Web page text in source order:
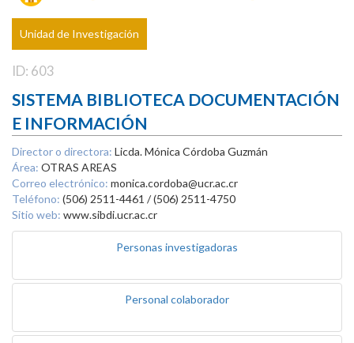
Unidad de Investigación
ID: 603
SISTEMA BIBLIOTECA DOCUMENTACIÓN
E INFORMACIÓN
Director o directora: Licda. Mónica Córdoba Guzmán
Área: OTRAS AREAS
Correo electrónico: monica.cordoba@ucr.ac.cr
Teléfono: (506) 2511-4461 / (506) 2511-4750
Sitio web: www.sibdi.ucr.ac.cr
Personas investigadoras
Personal colaborador